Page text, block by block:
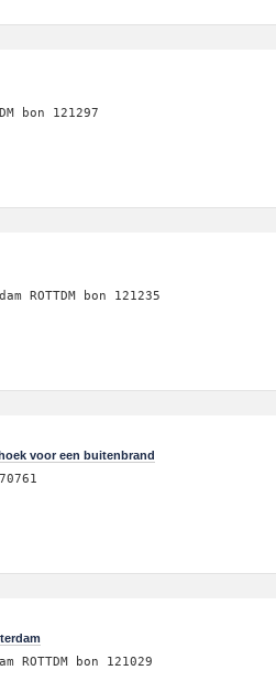
bon 121297
ROTTDM bon 121235
voor een buitenbrand
ROTTDM bon 121029